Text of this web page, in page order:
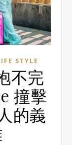
STYLE
不完
撞擊
的義